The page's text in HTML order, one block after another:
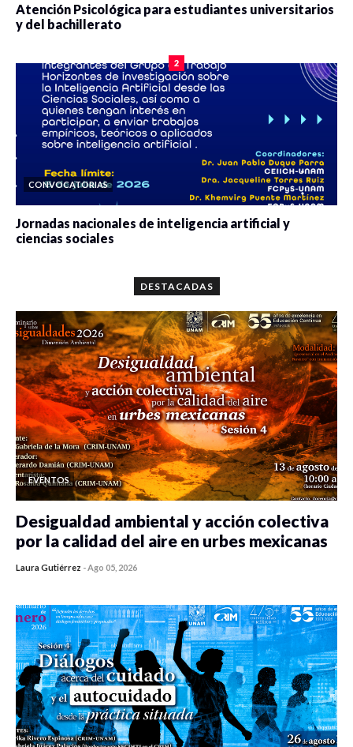
Atención Psicológica para estudiantes universitarios
y del bachillerato
2
CONVOCATORIAS
Jornadas nacionales de inteligencia artificial y
ciencias sociales
DESTACADAS
EVENTOS
Desigualdad ambiental y acción colectiva
por la calidad del aire en urbes mexicanas
Laura Gutiérrez -Ago 05, 2026